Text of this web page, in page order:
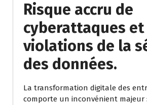
Risque accru de
cyberattaques et
violations de la
des données.
La transformation digitale des
comporte un inconvénient majeur